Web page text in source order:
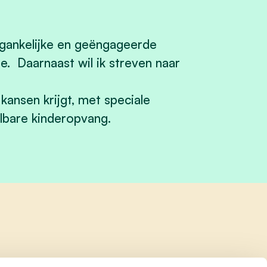
en geëngageerde
Daarnaast wil ik streven naar
krijgt, met speciale
kinderopvang.